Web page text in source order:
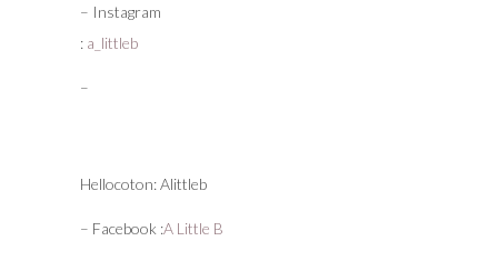
– Instagram
: a_littleb
–
Hellocoton: Alittleb
– Facebook :A Little B